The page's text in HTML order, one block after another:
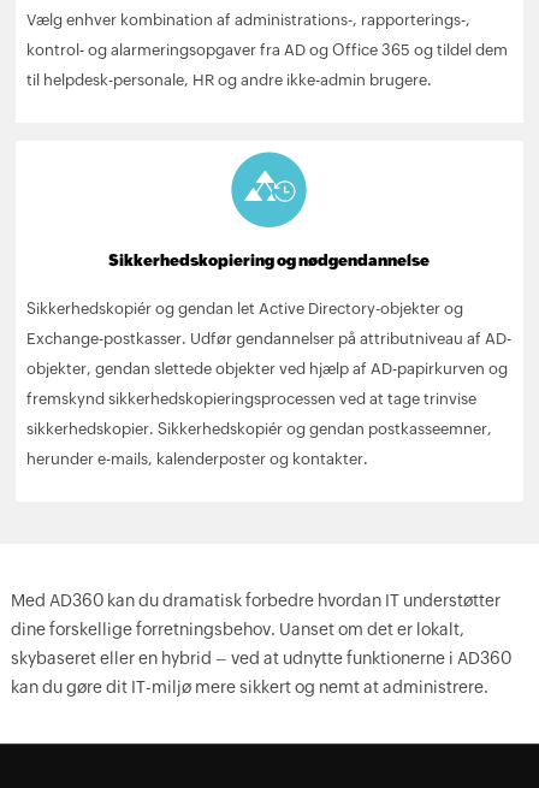
Vælg enhver kombination af administrations-, rapporterings-,
kontrol- og alarmeringsopgaver fra AD og Office 365 og tildel dem
til helpdesk-personale, HR og andre ikke-admin brugere.
Sikkerhedskopiering og nødgendannelse
Sikkerhedskopiér og gendan let Active Directory-objekter og
Exchange-postkasser. Udfør gendannelser på attributniveau af AD-
objekter, gendan slettede objekter ved hjælp af AD-papirkurven og
fremskynd sikkerhedskopieringsprocessen ved at tage trinvise
sikkerhedskopier. Sikkerhedskopiér og gendan postkasseemner,
herunder e-mails, kalenderposter og kontakter.
Med AD360 kan du dramatisk forbedre hvordan IT understøtter
dine forskellige forretningsbehov. Uanset om det er lokalt,
skybaseret eller en hybrid – ved at udnytte funktionerne i AD360
kan du gøre dit IT-miljø mere sikkert og nemt at administrere.